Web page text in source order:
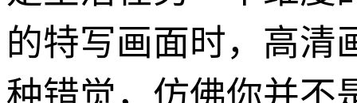
的特写画面时，高清